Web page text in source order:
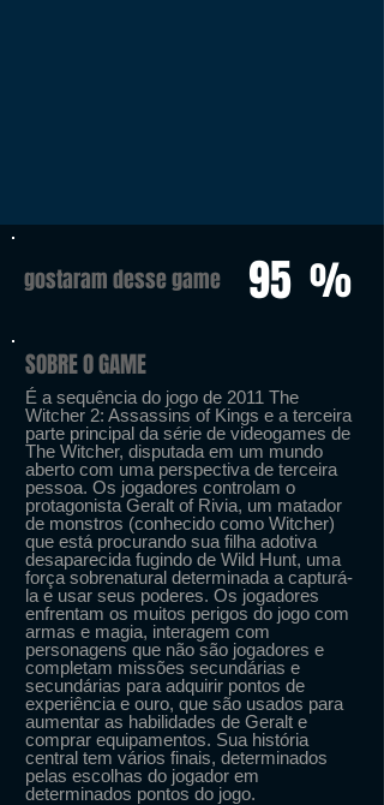
gostaram desse game 95 %
SOBRE O GAME
É a sequência do jogo de 2011 The
Witcher 2: Assassins of Kings e a terceira
parte principal da série de videogames de
The Witcher, disputada em um mundo
aberto com uma perspectiva de terceira
pessoa. Os jogadores controlam o
protagonista Geralt of Rivia, um matador
de monstros (conhecido como Witcher)
que está procurando sua filha adotiva
desaparecida fugindo de Wild Hunt, uma
força sobrenatural determinada a capturá-
la e usar seus poderes. Os jogadores
enfrentam os muitos perigos do jogo com
armas e magia, interagem com
personagens que não são jogadores e
completam missões secundárias e
secundárias para adquirir pontos de
experiência e ouro, que são usados ​​para
aumentar as habilidades de Geralt e
comprar equipamentos. Sua história
central tem vários finais, determinados
pelas escolhas do jogador em
determinados pontos do jogo.